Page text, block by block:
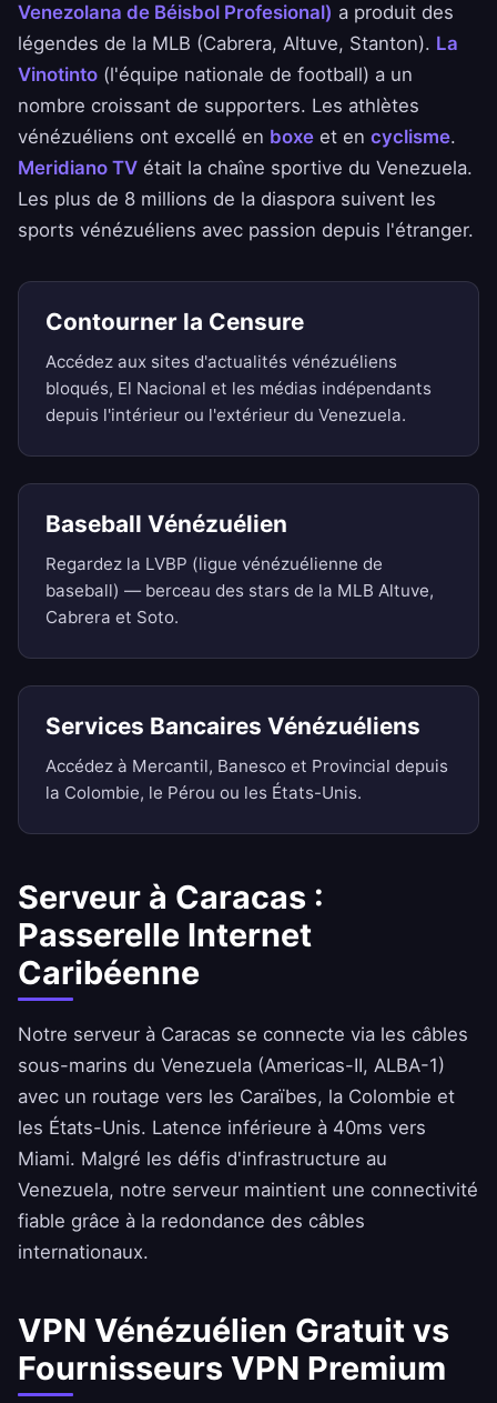
Venezolana de Béisbol Profesional) a produit des
légendes de la MLB (Cabrera, Altuve, Stanton). La
Vinotinto (l'équipe nationale de football) a un
nombre croissant de supporters. Les athlètes
vénézuéliens ont excellé en boxe et en cyclisme.
Meridiano TV était la chaîne sportive du Venezuela.
Les plus de 8 millions de la diaspora suivent les
sports vénézuéliens avec passion depuis l'étranger.
Contourner la Censure
Accédez aux sites d'actualités vénézuéliens
bloqués, El Nacional et les médias indépendants
depuis l'intérieur ou l'extérieur du Venezuela.
Baseball Vénézuélien
Regardez la LVBP (ligue vénézuélienne de
baseball) — berceau des stars de la MLB Altuve,
Cabrera et Soto.
Services Bancaires Vénézuéliens
Accédez à Mercantil, Banesco et Provincial depuis
la Colombie, le Pérou ou les États-Unis.
Serveur à Caracas :
Passerelle Internet
Caribéenne
Notre serveur à Caracas se connecte via les câbles
sous-marins du Venezuela (Americas-II, ALBA-1)
avec un routage vers les Caraïbes, la Colombie et
les États-Unis. Latence inférieure à 40ms vers
Miami. Malgré les défis d'infrastructure au
Venezuela, notre serveur maintient une connectivité
fiable grâce à la redondance des câbles
internationaux.
VPN Vénézuélien Gratuit vs
Fournisseurs VPN Premium